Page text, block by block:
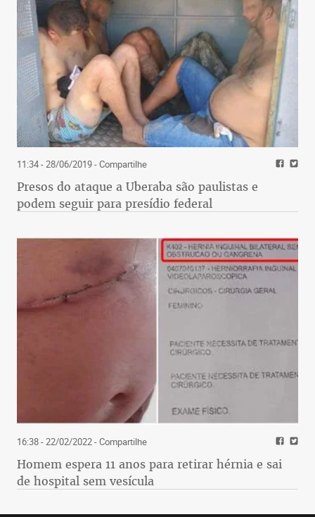
11:34 - 28/06/2019- Compartilhe
Presos do ataque a Uberaba são paulistas e
podem seguir para presídio federal
16:38 - 22/02/2022- Compartilhe
Homem espera 11 anos para retirar hérnia e sai
de hospital sem vesícula